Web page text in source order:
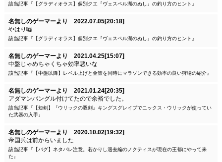
該当記事『【グラディオラス】個別クエ『ヴェスペル湖のぬし』の釣り方のヒント』
名無しのゲーマーより 2022.07.05[20:18]
やはり嘘
該当記事『【グラディオラス】個別クエ『ヴェスペル湖のぬし』の釣り方のヒント』
名無しのゲーマーより 2021.04.25[15:07]
中盤じゃめちゃくちゃ効率悪いな
該当記事『【中盤以降】レベル上げと金策を同時にマラソンできる効率の良い狩場の紹介』
名無しのゲーマーより 2021.01.24[20:35]
アダマンバングル付けてたので余裕でした。
該当記事『【短剣】『ウリックの双剣』キングスグレイブでニックス・ウリックが使ってい
た武器の入手』
名無しのゲーマーより 2020.10.02[19:32]
帝国兵は前からいました
該当記事『【バグ】ネタバレ注意。若かりし過去編のノクティスが現在の王都にやって来
た』